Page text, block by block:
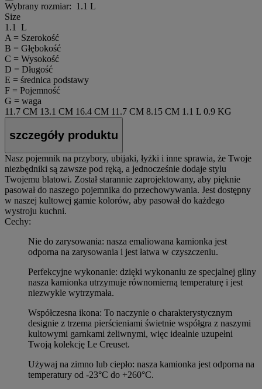
Wybrany rozmiar: 1.1 L
Size
1.1 L
A = Szerokość
B = Głębokość
C = Wysokość
D = Długość
E = średnica podstawy
F = Pojemność
G = waga
11.7 CM 13.1 CM 16.4 CM 11.7 CM 8.15 CM 1.1 L 0.9 KG
szczegóły produktu
Nasz pojemnik na przybory, ubijaki, łyżki i inne sprawia, że Twoje
niezbędniki są zawsze pod ręką, a jednocześnie dodaje stylu
Twojemu blatowi. Został starannie zaprojektowany, aby pięknie
pasował do naszego pojemnika do przechowywania. Jest dostępny
w naszej kultowej gamie kolorów, aby pasował do każdego
wystroju kuchni.
Cechy:
Nie do zarysowania: nasza emaliowana kamionka jest
odporna na zarysowania i jest łatwa w czyszczeniu.
Perfekcyjne wykonanie: dzięki wykonaniu ze specjalnej gliny
nasza kamionka utrzymuje równomierną temperaturę i jest
niezwykle wytrzymała.
Współczesna ikona: To naczynie o charakterystycznym
designie z trzema pierścieniami świetnie współgra z naszymi
kultowymi garnkami żeliwnymi, więc idealnie uzupełni
Twoją kolekcję Le Creuset.
Używaj na zimno lub ciepło: nasza kamionka jest odporna na
temperatury od -23°C do +260°C.